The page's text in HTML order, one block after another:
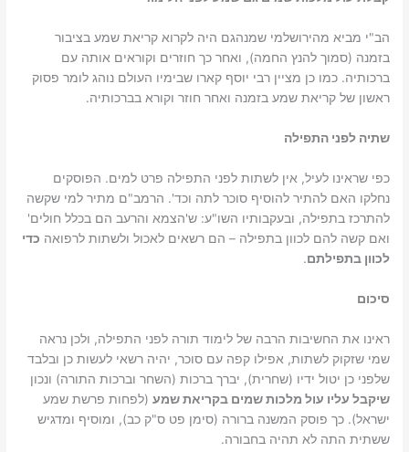
הב"י מביא מהירושלמי שמנהגם היה לקרוא קריאת שמע בציבור
בזמנה (סמוך להנץ החמה), ואחר כך חוזרים וקוראים אותה עם
ברכותיה. כמו כן מציין רבי יוסף קארו שבימיו העולם נוהג לומר פסוק
ראשון של קריאת שמע בזמנה ואחר חוזר וקורא בברכותיה.
שתיה לפני התפילה
כפי שראינו לעיל, אין לשתות לפני התפילה פרט למים. הפוסקים
נחלקו האם להתיר להוסיף סוכר לתה וכד'. הרמב"ם מתיר למי שקשה
להתרכז בתפילה, ובעקבותיו השו"ע: ש'הצמא והרעב הם בכלל חולים'
ואם קשה להם לכוון בתפילה – הם רשאים לאכול ולשתות לרפואה כדי
לכוון בתפילתם.
סיכום
ראינו את החשיבות הרבה של לימוד תורה לפני התפילה, ולכן נראה
שמי שזקוק לשתות, אפילו קפה עם סוכר, יהיה רשאי לעשות כן ובלבד
שלפני כן יטול ידיו (שחרית), יברך ברכות (השחר וברכות התורה) ונכון
שיקבל עליו עול מלכות שמים בקריאת שמע (לפחות פרשת שמע
ישראל). כך פוסק המשנה ברורה (סימן פט ס"ק כב), ומוסיף ומדגיש
ששתית התה לא תהיה בחבורה.